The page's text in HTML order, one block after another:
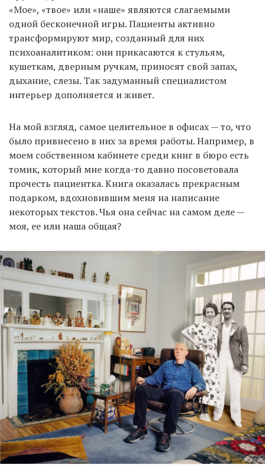
«Мое», «твое» или «наше» являются слагаемыми
одной бесконечной игры. Пациенты активно
трансформируют мир, созданный для них
психоаналитиком: они прикасаются к стульям,
кушеткам, дверным ручкам, приносят свой запах,
дыхание, слезы. Так задуманный специалистом
интерьер дополняется и живет.
На мой взгляд, самое целительное в офисах — то, что
было привнесено в них за время работы. Например, в
моем собственном кабинете среди книг в бюро есть
томик, который мне когда-то давно посоветовала
прочесть пациентка. Книга оказалась прекрасным
подарком, вдохновившим меня на написание
некоторых текстов. Чья она сейчас на самом деле —
моя, ее или наша общая?